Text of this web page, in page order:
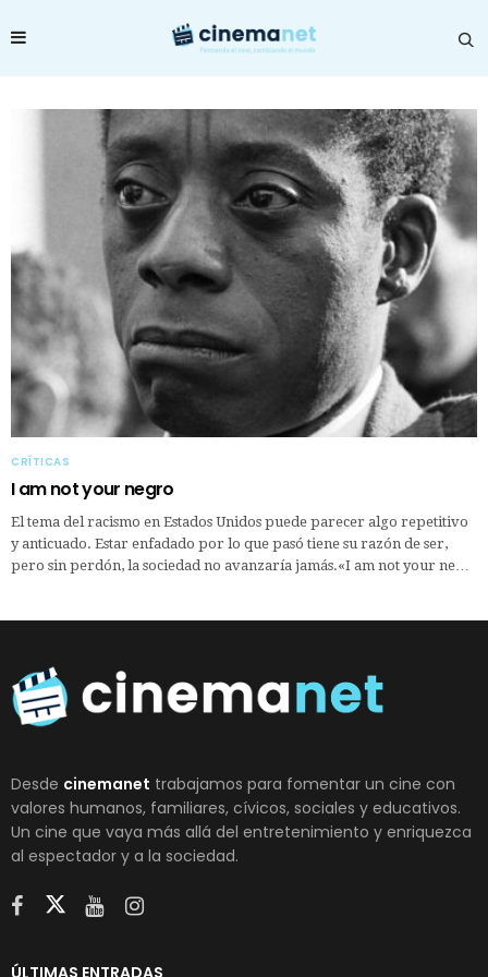
CRÍTICAS
I am not your negro
El tema del racismo en Estados Unidos puede parecer algo repetitivo
y anticuado. Estar enfadado por lo que pasó tiene su razón de ser,
pero sin perdón, la sociedad no avanzaría jamás.«I am not your ne…
Desde cinemanet trabajamos para fomentar un cine con
valores humanos, familiares, cívicos, sociales y educativos.
Un cine que vaya más allá del entretenimiento y enriquezca
al espectador y a la sociedad.
ÚLTIMAS ENTRADAS